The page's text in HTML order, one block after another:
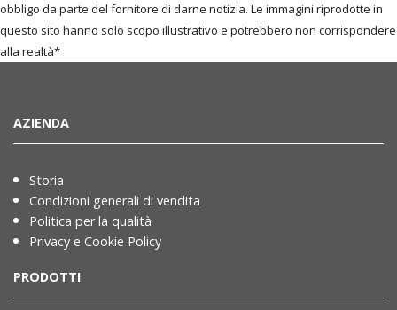
obbligo da parte del fornitore di darne notizia. Le immagini riprodotte in
questo sito hanno solo scopo illustrativo e potrebbero non corrispondere
alla realtà*
AZIENDA
Storia
Condizioni generali di vendita
Politica per la qualità
Privacy e Cookie Policy
PRODOTTI